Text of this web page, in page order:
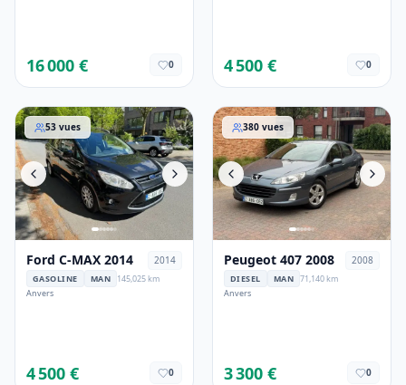
16 000 € 0 4 500 € 0
Ford C-MAX 2014
53 vues
Ford C-MAX 2014 2014
GASOLINE MAN
145,025 km
Anvers
4 500 € 0
Peugeot 407 2008
380 vues
Peugeot 407 2008 2008
DIESEL MAN 71,140 km
Anvers
3 300 € 0